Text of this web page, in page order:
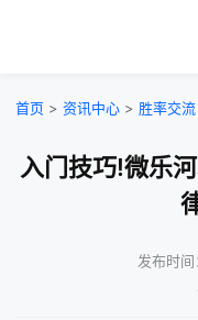
首页 > 资讯中心 > 胜率交流
入门技巧!微乐
发布时